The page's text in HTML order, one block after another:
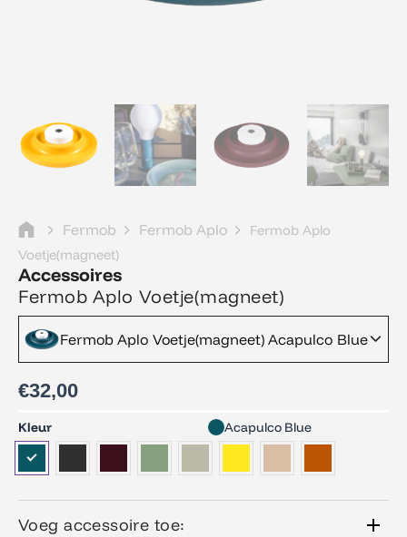
Fermob Fermob Aplo
Fermob Aplo
Voetje(magneet)
Accessoires
Fermob Aplo Voetje(magneet)
Fermob Aplo Voetje(magneet) Acapulco Blue
€32,00
Kleur Acapulco Blue
Voeg accessoire toe:
Fermob
Aplo
Voetje(magneet)